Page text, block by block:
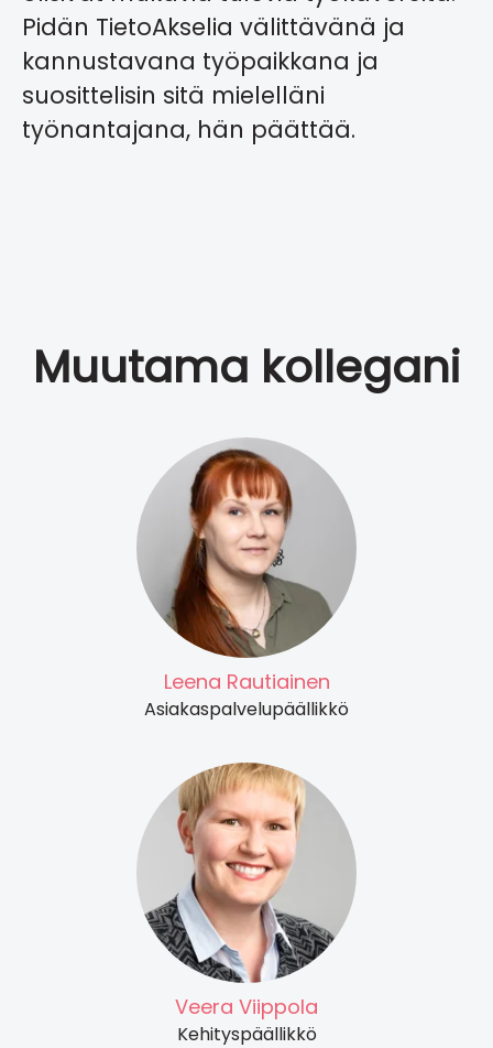
Pidän TietoAkselia välittävänä ja
kannustavana työpaikkana ja
suosittelisin sitä mielelläni
työnantajana, hän päättää.
Muutama kollegani
Leena Rautiainen
Asiakaspalvelupäällikkö
Veera Viippola
Kehityspäällikkö